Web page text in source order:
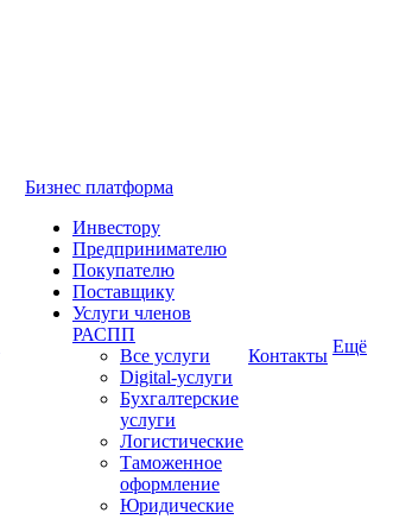
Бизнес платформа
Инвестору
Предпринимателю
Покупателю
Поставщику
Услуги членов
РАСПП
Все услуги
Digital-услуги
Бухгалтерские
услуги
Логистические
Таможенное
оформление
Юридические
Контакты Ещё